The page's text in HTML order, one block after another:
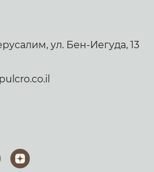
ул. Бен-Иегуда, 13